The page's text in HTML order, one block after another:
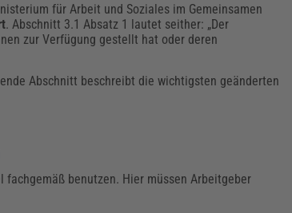
für Arbeit und Soziales im Gemeinsamen
. Abschnitt 3.1 Absatz 1 lautet seither: „Der
zur Verfügung gestellt hat oder deren
Abschnitt beschreibt die wichtigsten geänderten
benutzen. Hier müssen Arbeitgeber